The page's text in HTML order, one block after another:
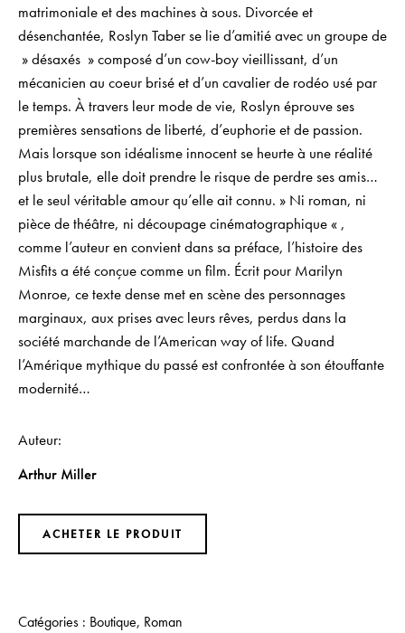
matrimoniale et des machines à sous. Divorcée et
désenchantée, Roslyn Taber se lie d’amitié avec un groupe de
» désaxés » composé d’un cow-boy vieillissant, d’un
mécanicien au coeur brisé et d’un cavalier de rodéo usé par
le temps. À travers leur mode de vie, Roslyn éprouve ses
premières sensations de liberté, d’euphorie et de passion.
Mais lorsque son idéalisme innocent se heurte à une réalité
plus brutale, elle doit prendre le risque de perdre ses amis…
et le seul véritable amour qu’elle ait connu. » Ni roman, ni
pièce de théâtre, ni découpage cinématographique « ,
comme l’auteur en convient dans sa préface, l’histoire des
Misfits a été conçue comme un film. Écrit pour Marilyn
Monroe, ce texte dense met en scène des personnages
marginaux, aux prises avec leurs rêves, perdus dans la
société marchande de l’American way of life. Quand
l’Amérique mythique du passé est confrontée à son étouffante
modernité…
Auteur
Arthur Miller
ACHETER LE PRODUIT
Catégories : Boutique, Roman